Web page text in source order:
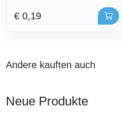
€ 0,19
Andere kauften auch
Neue Produkte